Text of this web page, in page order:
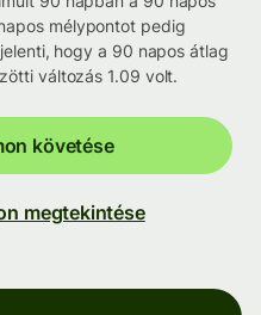
mélypontot pedig
hogy a 90 napos átlag
változás 1.09 volt.
követése
megtekintése